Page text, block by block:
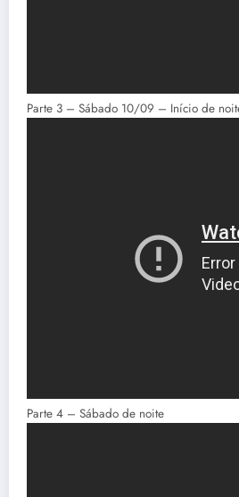
Parte 3 – Sábado 10/09 – Início de
Parte 4 – Sábado de noite